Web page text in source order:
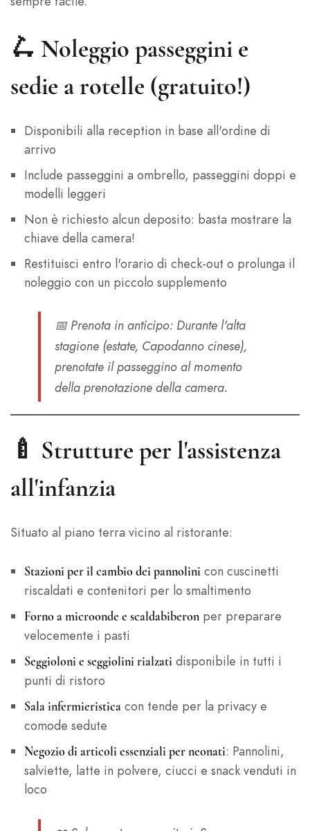
🛴 Noleggio passeggini e
sedie a rotelle (gratuito!)
Disponibili alla reception in base all'ordine di
arrivo
Include passeggini a ombrello, passeggini doppi e
modelli leggeri
Non è richiesto alcun deposito: basta mostrare la
chiave della camera!
Restituisci entro l'orario di check-out o prolunga il
noleggio con un piccolo supplemento
📅 Prenota in anticipo: Durante l'alta
stagione (estate, Capodanno cinese),
prenotate il passeggino al momento
della prenotazione della camera.
🍼 Strutture per l'assistenza
all'infanzia
Situato al piano terra vicino al ristorante:
Stazioni per il cambio dei pannolini con cuscinetti
riscaldati e contenitori per lo smaltimento
Forno a microonde e scaldabiberonper preparare
velocemente i pasti
Seggioloni e seggiolini rialzati disponibile in tutti i
punti di ristoro
Sala infermieristicacon tende per la privacy e
comode sedute
Negozio di articoli essenziali per neonati: Pannolini,
salviette, latte in polvere, ciucci e snack venduti in
loco